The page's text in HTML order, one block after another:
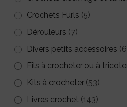
Crochets Furls (5)
Dérouleurs (7)
Divers petits accessoires
Fils à crocheter ou à
Kits à crocheter (53)
Livres crochet (143)